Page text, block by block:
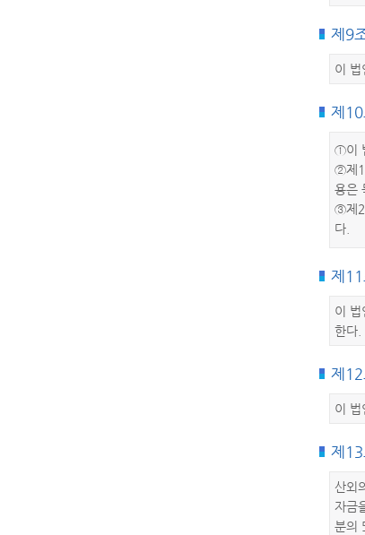
제9
이 법
제
①이
②제1
용은
③제2
다.
제
이 법
한다.
제
이 법
제13
산외
자금
분의